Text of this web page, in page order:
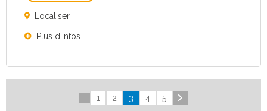
Localiser
Plus d'infos
1 2 3 4 5